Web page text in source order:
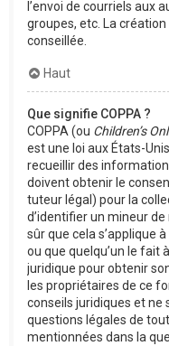
l’envoi de courriels aux
groupes, etc. La
conseillée.
Haut
Que signifie COPPA ?
COPPA (ou Children’s
est une loi aux États-
recueillir des
doivent obtenir le
tuteur légal) pour la
d’identifier un mineur de
sûr que cela s’applique
ou que quelqu’un le fait
juridique pour obtenir
les propriétaires de ce
conseils juridiques et ne
questions légales de
mentionnées dans la